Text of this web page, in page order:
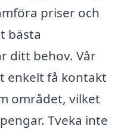
priser och
bästa
ditt behov. Vår
enkelt få kontakt
området, vilket
Tveka inte